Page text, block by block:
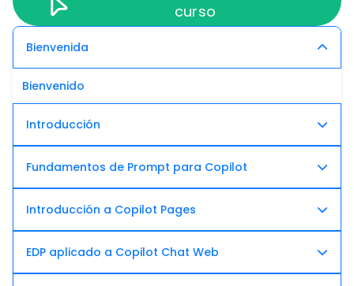
curso
Bienvenida
Bienvenido
Introducción
Fundamentos de Prompt para Copilot
Introducción a Copilot Pages
EDP aplicado a Copilot Chat Web